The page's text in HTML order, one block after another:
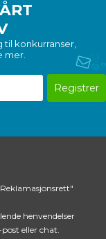
til konkurranser,
mer.
Registrer
henvendelser
eller chat.